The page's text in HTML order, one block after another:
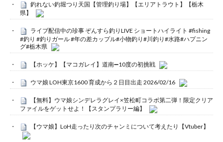
釣れない釣堀つり天国【管理釣り場】【エリアトラウト】【栃木
県】
ライブ配信中の珍事 ぞんすら釣りLIVE ショートハイライト #fishing
#釣り #釣りガール #年の差カップル#小物釣り#川釣り#水路#ハプニン
グ#栃木県
【ホッケ】【マコガレイ】道南➖10度の初挑戦
ウマ娘 LOH東京1600 育成から２日目出走 2026/02/16
【無料】ウマ娘シンデレラグレイ×笠松町コラボ第二弾！限定クリア
ファイルをゲットせよ！【スタンプラリー編】
【ウマ娘】LoH走ったり次のチャンミについて考えたり【Vtuber】